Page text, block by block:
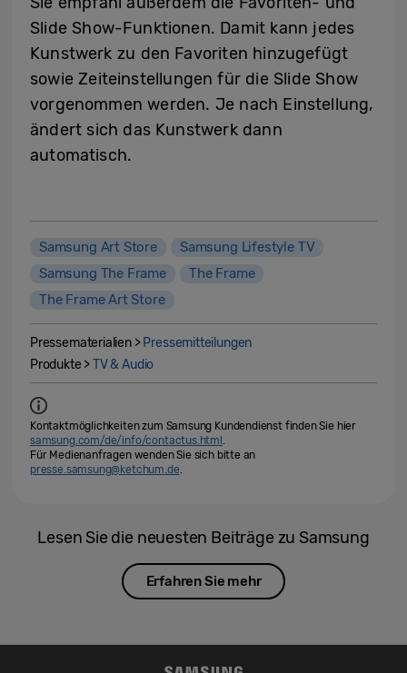
Slide Show-Funktionen. Damit kann jedes
Kunstwerk zu den Favoriten hinzugefügt
sowie Zeiteinstellungen für die Slide Show
vorgenommen werden. Je nach Einstellung,
ändert sich das Kunstwerk dann
automatisch.
Samsung Art Store
Samsung Lifestyle TV
Samsung The Frame
The Frame
The Frame Art Store
Pressematerialien >Pressemitteilungen
Produkte > TV & Audio
Kontaktmöglichkeiten zum Samsung Kundendienst finden Sie hier
samsung.com/de/info/contactus.html .
Für Medienanfragen wenden Sie sich bitte an
presse.samsung@ketchum.de.
Lesen Sie die neuesten Beiträge zu Samsung
Erfahren Sie mehr